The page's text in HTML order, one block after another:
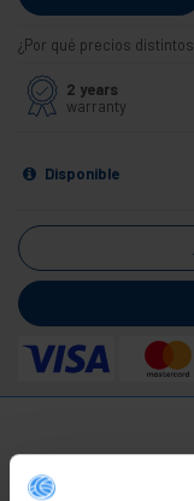
¿Por qué precios
2 years
warranty
Disponible
Especificaciones